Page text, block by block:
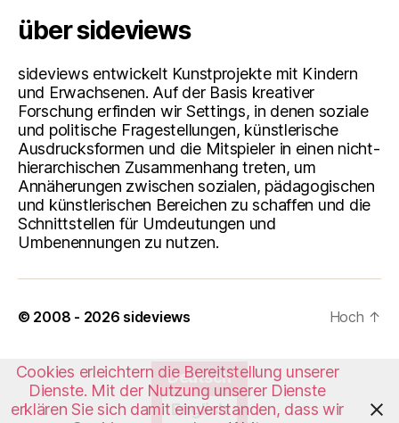
über sideviews
sideviews entwickelt Kunstprojekte mit Kindern
und Erwachsenen. Auf der Basis kreativer
Forschung erfinden wir Settings, in denen soziale
und politische Fragestellungen, künstlerische
Ausdrucksformen und die Mitspieler in einen nicht-
hierarchischen Zusammenhang treten, um
Annäherungen zwischen sozialen, pädagogischen
und künstlerischen Bereichen zu schaffen und die
Schnittstellen für Umdeutungen und
Umbenennungen zu nutzen.
© 2008 - 2026 sideviews Hoch ↑
Deutsch
English
Cookies erleichtern die Bereitstellung unserer
Dienste. Mit der Nutzung unserer Dienste
erklären Sie sich damit einverstanden, dass wir